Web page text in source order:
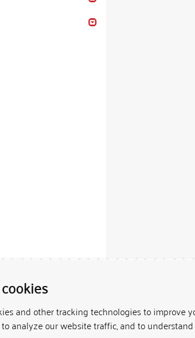
and other tracking technologies to improve
analyze our website traffic, and to
constituent
vědeckou